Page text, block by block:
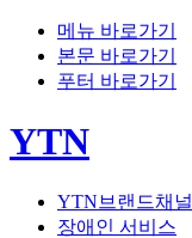
메뉴 바로가기
본문 바로가기
푸터 바로가기
YTN
YTN브랜드채널
장애인 서비스